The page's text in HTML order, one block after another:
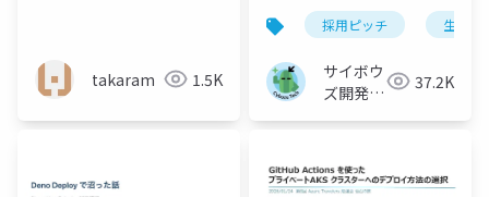
takaram 1.5K
採用ピッチ 生産性
サイボウ
ズ開発本
37.2K